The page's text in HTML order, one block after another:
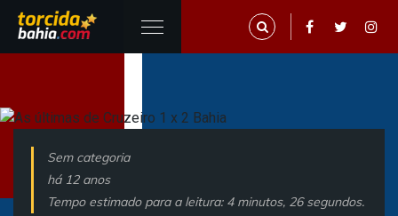
Sem categoria
há 12 anos
Tempo estimado para a leitura: 4 minutos, 26 segundos.